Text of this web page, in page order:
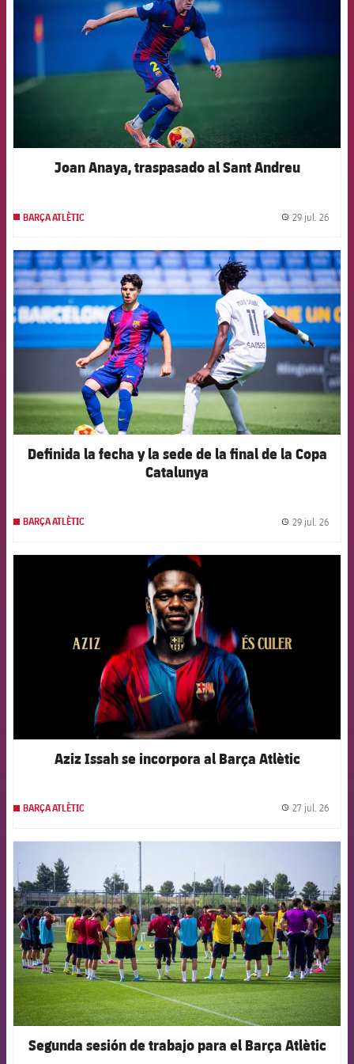
Joan Anaya, traspasado al Sant Andreu
BARÇA ATLÈTIC 29 jul. 26
FCB Barcelona badge
Definida la fecha y la sede de la final de la Copa
Catalunya
BARÇA ATLÈTIC 29 jul. 26
FCB Barcelona badge
Aziz Issah se incorpora al Barça Atlètic
BARÇA ATLÈTIC 27 jul. 26
Segunda sesión de trabajo para el Barça Atlètic